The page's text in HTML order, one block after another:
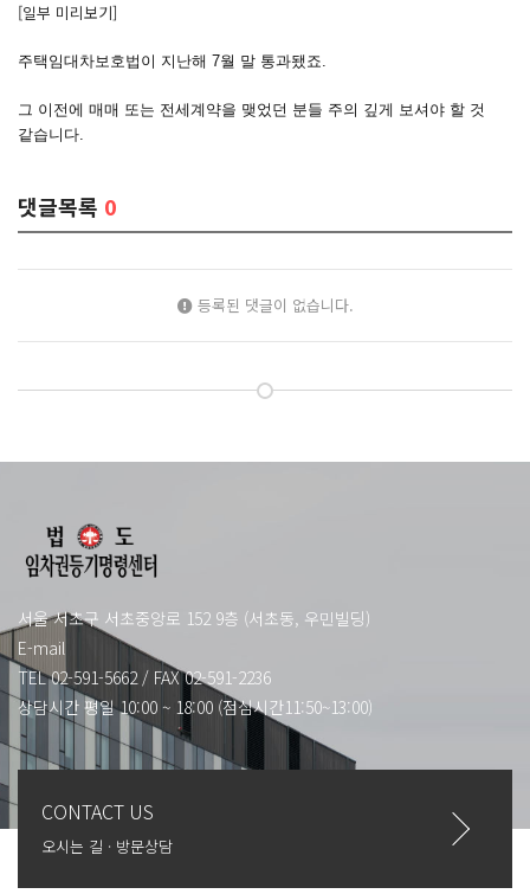
[일부 미리보기]
주택임대차보호법이 지난해 7월 말 통과됐죠.
그 이전에 매매 또는 전세계약을 맺었던 분들 주의 깊게 보셔야 할 것
같습니다.
댓글목록 0
등록된 댓글이 없습니다.
서울 서초구 서초중앙로 152 9층 (서초동, 우민빌딩)
E-mail
TEL 02-591-5662 / FAX 02-591-2236
상담시간 평일 10:00 ~ 18:00 (점심시간11:50~13:00)
CONTACT US
오시는 길 · 방문상담